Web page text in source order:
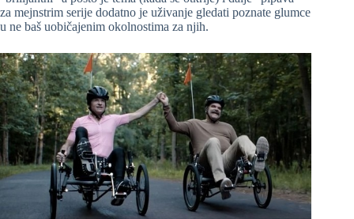
za mejnstrim serije dodatno je uživanje gledati poznate glumce
u ne baš uobičajenim okolnostima za njih.